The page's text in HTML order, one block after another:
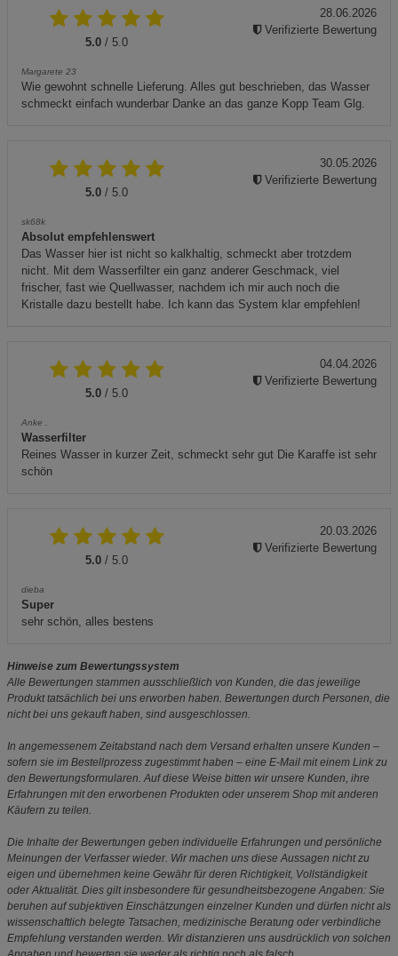
5.0 / 5.0
Margarete 23
Wie gewohnt schnelle Lieferung. Alles gut beschrieben, das Wasser
schmeckt einfach wunderbar Danke an das ganze Kopp Team Glg.
28.06.2026
Verifizierte Bewertung
5.0 / 5.0
sk68k
Absolut empfehlenswert
Das Wasser hier ist nicht so kalkhaltig, schmeckt aber trotzdem
nicht. Mit dem Wasserfilter ein ganz anderer Geschmack, viel
frischer, fast wie Quellwasser, nachdem ich mir auch noch die
Kristalle dazu bestellt habe. Ich kann das System klar empfehlen!
30.05.2026
Verifizierte Bewertung
5.0 / 5.0
Anke .
Wasserfilter
Reines Wasser in kurzer Zeit, schmeckt sehr gut Die Karaffe ist sehr
schön
04.04.2026
Verifizierte Bewertung
5.0 / 5.0
dieba
Super
sehr schön, alles bestens
20.03.2026
Verifizierte Bewertung
Hinweise zum Bewertungssystem
Alle Bewertungen stammen ausschließlich von Kunden, die das jeweilige
Produkt tatsächlich bei uns erworben haben. Bewertungen durch Personen, die
nicht bei uns gekauft haben, sind ausgeschlossen.
In angemessenem Zeitabstand nach dem Versand erhalten unsere Kunden –
sofern sie im Bestellprozess zugestimmt haben – eine E-Mail mit einem Link zu
den Bewertungsformularen. Auf diese Weise bitten wir unsere Kunden, ihre
Erfahrungen mit den erworbenen Produkten oder unserem Shop mit anderen
Käufern zu teilen.
Die Inhalte der Bewertungen geben individuelle Erfahrungen und persönliche
Meinungen der Verfasser wieder. Wir machen uns diese Aussagen nicht zu
eigen und übernehmen keine Gewähr für deren Richtigkeit, Vollständigkeit
oder Aktualität. Dies gilt insbesondere für gesundheitsbezogene Angaben: Sie
beruhen auf subjektiven Einschätzungen einzelner Kunden und dürfen nicht als
wissenschaftlich belegte Tatsachen, medizinische Beratung oder verbindliche
Empfehlung verstanden werden. Wir distanzieren uns ausdrücklich von solchen